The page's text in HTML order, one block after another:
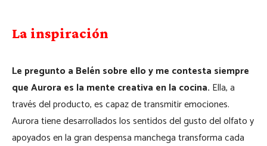
La inspiración
Le pregunto a Belén sobre ello y me contesta siempre
que Aurora es la mente creativa en la cocina. Ella, a
través del producto, es capaz de transmitir emociones.
Aurora tiene desarrollados los sentidos del gusto del olfato y
apoyados en la gran despensa manchega transforma cada